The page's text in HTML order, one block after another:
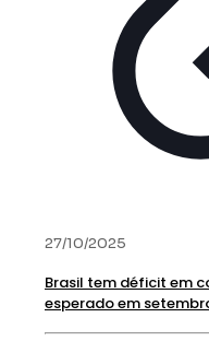
27/10/2025
Brasil tem déficit em
esperado em